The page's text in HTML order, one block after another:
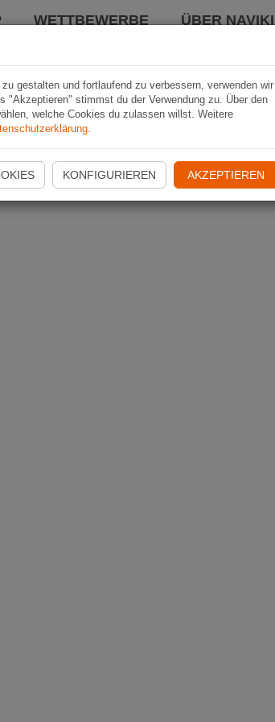
WETTBEWERBE ÜBER NAVIKI
gestalten und fortlaufend zu verbessern, verwenden wir
"Akzeptieren" stimmst du der Verwendung zu. Über den
welche Cookies du zulassen willst. Weitere
.
KONFIGURIEREN AKZEPTIEREN